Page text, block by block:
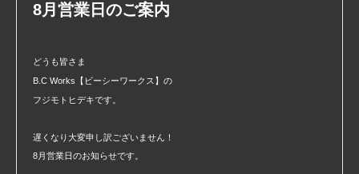
8月営業日のご案内
どうも皆さま
B.C Works【ビーシーワークス】の
フジモトヒデキです。
遅くなり大変申し訳ございません！
8月営業日のお知らせです。